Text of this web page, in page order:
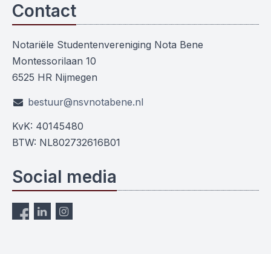
Contact
Notariële Studentenvereniging Nota Bene
Montessorilaan 10
6525 HR Nijmegen
bestuur@nsvnotabene.nl
KvK: 40145480
BTW: NL802732616B01
Social media